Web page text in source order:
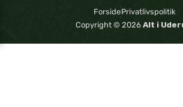
ForsidePrivatlivspolitik
Copyright © 2026 Alt i